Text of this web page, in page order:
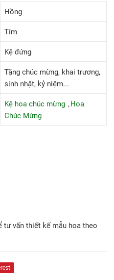
Hồng
Tím
Kệ đứng
Tặng chúc mừng, khai trương,
sinh nhật, kỷ niệm...
Kệ hoa chúc mừng
Hoa
Chúc Mừng
tư vấn thiết kế mẫu hoa theo